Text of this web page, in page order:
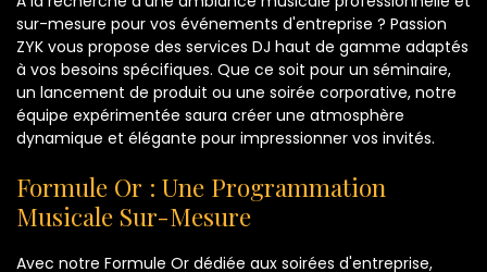
sur-mesure pour vos événements d'entreprise ? Passion
ZYK vous propose des services DJ haut de gamme adaptés
à vos besoins spécifiques. Que ce soit pour un séminaire,
un lancement de produit ou une soirée corporative, notre
équipe expérimentée saura créer une atmosphère
dynamique et élégante pour impressionner vos invités.
Formule Or : Une Programmation
Musicale Sur-Mesure
Avec notre Formule Or dédiée aux soirées d'entreprise,